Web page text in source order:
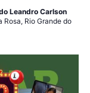
Leandro Carlson
Rio Grande do